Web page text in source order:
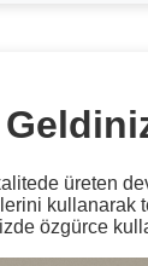
üreten
kullanarak
özgürce